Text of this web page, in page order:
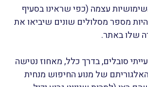
עצמה (כפי שראינו בסעיף
מספר מסלולים שונים שיביאו את
שלו באתר.
סובלים, בדרך כלל, מאחוז נטישה
של מנוע החיפוש מנחית